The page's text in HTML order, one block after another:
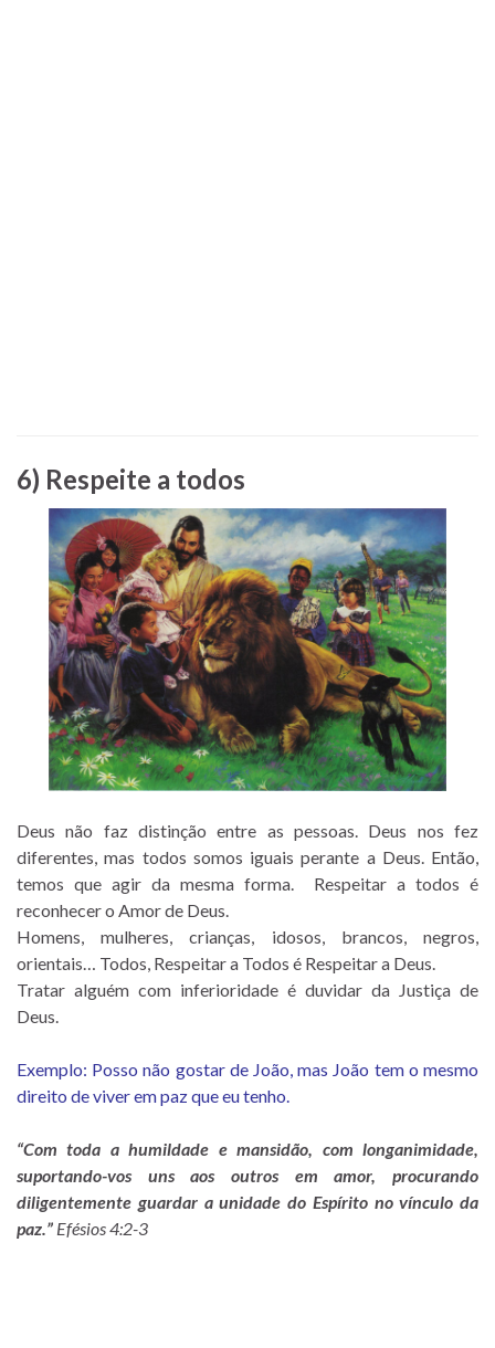
6) Respeite a todos
Deus não faz distinção entre as pessoas. Deus nos fez
diferentes, mas todos somos iguais perante a Deus. Então,
temos que agir da mesma forma. Respeitar a todos é
reconhecer o Amor de Deus.
Homens, mulheres, crianças, idosos, brancos, negros,
orientais… Todos, Respeitar a Todos é Respeitar a Deus.
Tratar alguém com inferioridade é duvidar da Justiça de
Deus.
Exemplo: Posso não gostar de João, mas João tem o mesmo
direito de viver em paz que eu tenho.
“Com toda a humildade e mansidão, com longanimidade,
suportando-vos uns aos outros em amor, procurando
diligentemente guardar a unidade do Espírito no vínculo da
paz.” Efésios 4:2-3 